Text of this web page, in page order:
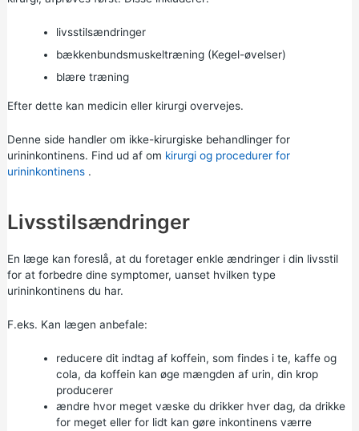
livsstilsændringer
bækkenbundsmuskeltræning (Kegel-øvelser)
blære træning
Efter dette kan medicin eller kirurgi overvejes.
Denne side handler om ikke-kirurgiske behandlinger for
urininkontinens. Find ud af om kirurgi og procedurer for
urininkontinens.
Livsstilsændringer
En læge kan foreslå, at du foretager enkle ændringer i din livsstil
for at forbedre dine symptomer, uanset hvilken type
urininkontinens du har.
F.eks. Kan lægen anbefale:
reducere dit indtag af koffein, som findes i te, kaffe og
cola, da koffein kan øge mængden af urin, din krop
producerer
ændre hvor meget væske du drikker hver dag, da drikke
for meget eller for lidt kan gøre inkontinens værre